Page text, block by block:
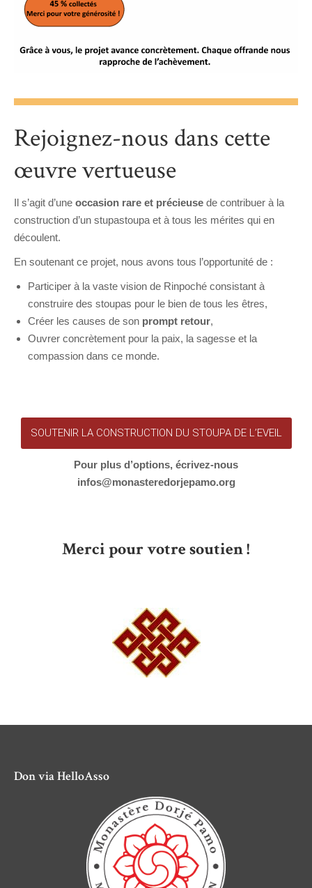
Rejoignez-nous dans cette
œuvre vertueuse
Il s’agit d’une occasion rare et précieuse de contribuer à la
construction d’un stupastoupa et à tous les mérites qui en
découlent.
En soutenant ce projet, nous avons tous l’opportunité de :
Participer à la vaste vision de Rinpoché consistant à
construire des stoupas pour le bien de tous les êtres,
Créer les causes de son prompt retour,
Ouvrer concrètement pour la paix, la sagesse et la
compassion dans ce monde.
SOUTENIR LA CONSTRUCTION DU STOUPA DE L’EVEIL
Pour plus d’options, écrivez-nous
infos@monasteredorjepamo.org
Merci pour votre soutien !
Don via HelloAsso